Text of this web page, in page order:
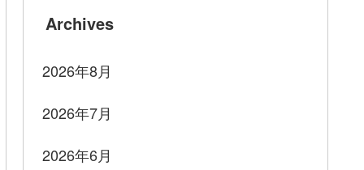
Archives
2026年8月
2026年7月
2026年6月